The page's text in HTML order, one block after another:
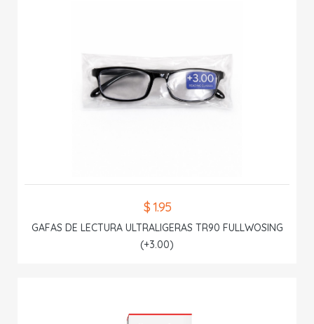
$ 1.95
GAFAS DE LECTURA ULTRALIGERAS TR90 FULLWOSING
(+3.00)